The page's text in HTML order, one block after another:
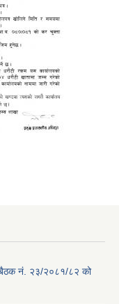
बैठक नं. २३/२०८१/८२ को